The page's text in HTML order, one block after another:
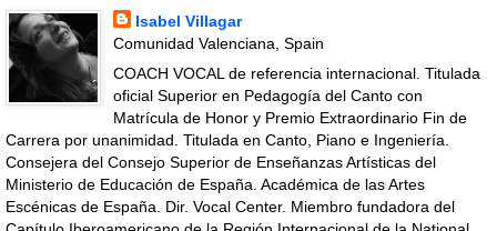
Isabel Villagar
Comunidad Valenciana, Spain
COACH VOCAL de referencia internacional. Titulada
oficial Superior en Pedagogía del Canto con
Matrícula de Honor y Premio Extraordinario Fin de
Carrera por unanimidad. Titulada en Canto, Piano e Ingeniería.
Consejera del Consejo Superior de Enseñanzas Artísticas del
Ministerio de Educación de España. Académica de las Artes
Escénicas de España. Dir. Vocal Center. Miembro fundadora del